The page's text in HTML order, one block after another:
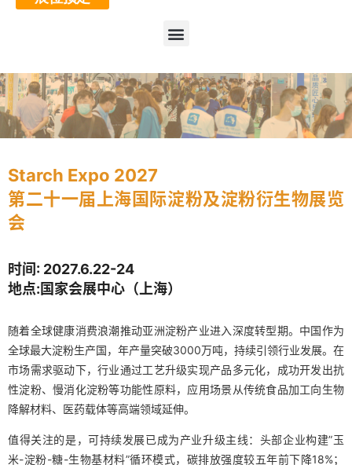
Starch Expo 2027
第二十一届上海国际淀粉及淀粉衍生物展览
会
时间: 2027.6.22-24
地点:国家会展中心（上海）
随着全球健康消费浪潮推动亚洲淀粉产业进入深度转型期。中国作为
全球最大淀粉生产国，年产量突破3000万吨，持续引领行业发展。在
市场需求驱动下，行业通过工艺升级实现产品多元化，成功开发出抗
性淀粉、慢消化淀粉等功能性原料，应用场景从传统食品加工向生物
降解材料、医药载体等高端领域延伸。
值得关注的是，可持续发展已成为产业升级主线：头部企业构建”玉
米-淀粉-糖-生物基材料”循环模式，碳排放强度较五年前下降18%；